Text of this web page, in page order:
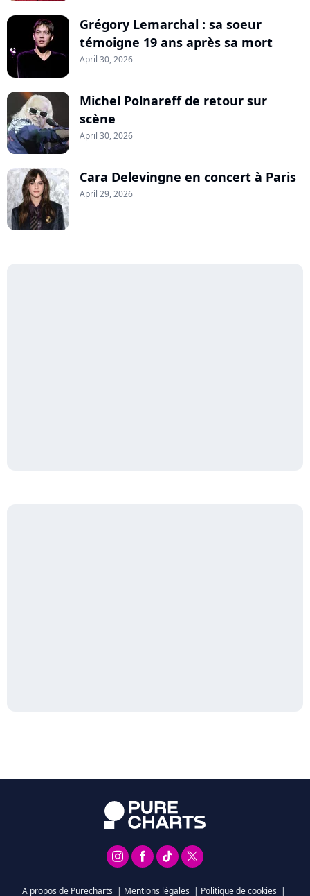
Grégory Lemarchal : sa soeur
témoigne 19 ans après sa mort
April 30, 2026
Michel Polnareff de retour sur
scène
April 30, 2026
Cara Delevingne en concert à Paris
April 29, 2026
A propos de Purecharts | Mentions légales | Politique de cookies |